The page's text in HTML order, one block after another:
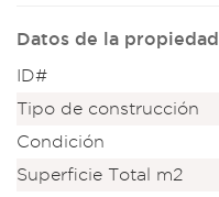
Datos de la propiedad
ID#
Tipo de construcción
Condición
Superficie Total m2